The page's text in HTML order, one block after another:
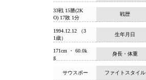
戦歴
33戦 15勝(2K
O) 17敗 1分
生年月日
1994.12.12 （3
1歳）
身長・体重
171cm ・ 60.0k
g
ファイトスタイル
サウスポー